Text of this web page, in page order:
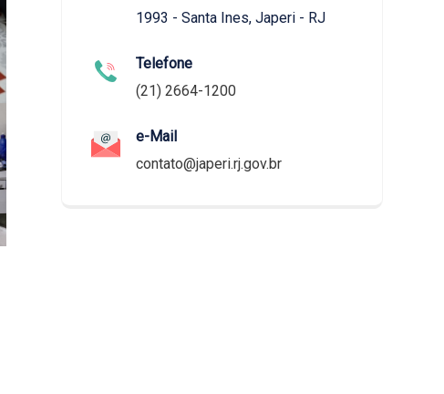
1993 - Santa Ines, Japeri - RJ
Telefone
(21) 2664-1200
e-Mail
contato@japeri.rj.gov.br